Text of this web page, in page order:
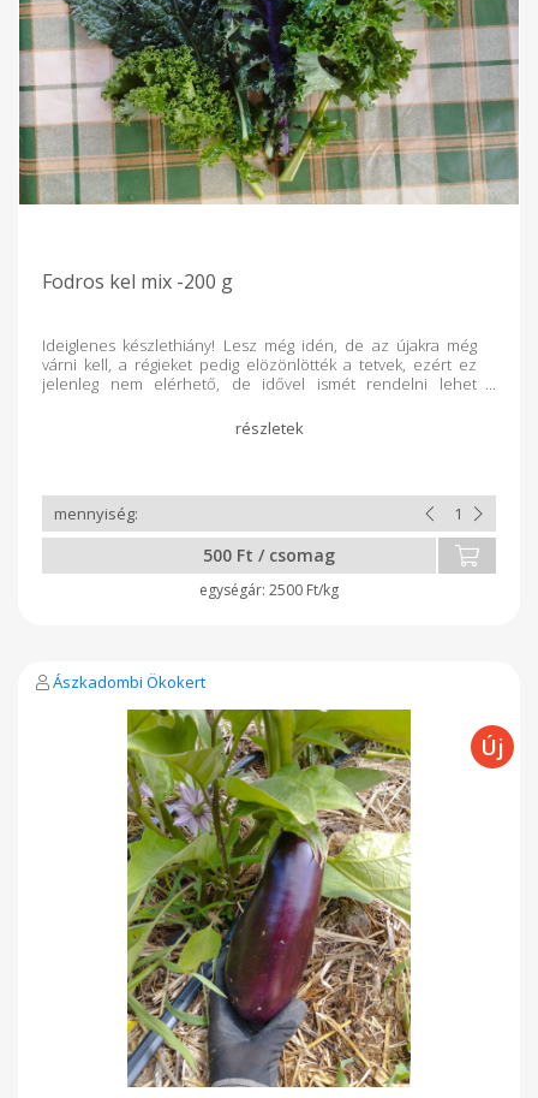
Fodros kel mix -200 g
Ideiglenes készlethiány! Lesz még idén, de az újakra még
várni kell, a régieket pedig elözönlötték a tetvek, ezért ez
jelenleg nem elérhető, de idővel ismét rendelni lehet
~200g/csomag. Három fajta fodros kel vegyesen
összeválogatva. A fajták között érezhetően van különbség
hőkezelve lett, és nagyon finom, nem fonnyad meg, jó a
textúrája. Nyersen fogyasztva érdemes keverni mással is,
mert minél sötétebb színű a levél, annál markánsabb íze
500 Ft / csomag
2500 Ft/kg
Ászkadombi Ökokert